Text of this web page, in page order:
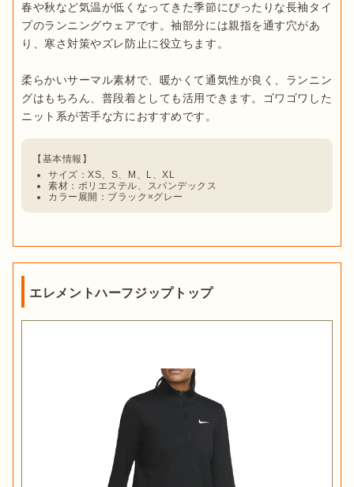
春や秋など気温が低くなってきた季節にぴったりな長袖タイ
プのランニングウェアです。袖部分には親指を通す穴があ
り、寒さ対策やズレ防止に役立ちます。
柔らかいサーマル素材で、暖かくて通気性が良く、ランニン
グはもちろん、普段着としても活用できます。ゴワゴワした
サイズ：XS、S、M、L、XL
素材：ポリエステル、スパンデックス
カラー展開：ブラック×グレー
エレメントハーフジップトップ